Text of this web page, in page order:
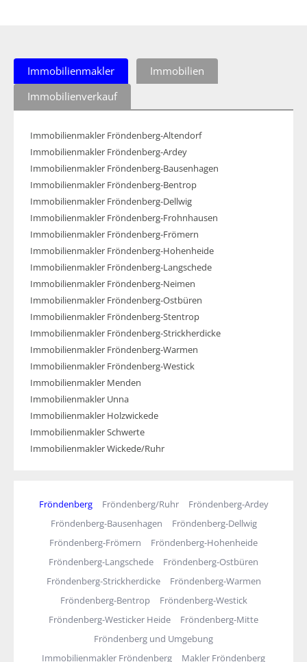
Immobilienmakler
Immobilien
Immobilienverkauf
Immobilienmakler Fröndenberg-Altendorf
Immobilienmakler Fröndenberg-Ardey
Immobilienmakler Fröndenberg-Bausenhagen
Immobilienmakler Fröndenberg-Bentrop
Immobilienmakler Fröndenberg-Dellwig
Immobilienmakler Fröndenberg-Frohnhausen
Immobilienmakler Fröndenberg-Frömern
Immobilienmakler Fröndenberg-Hohenheide
Immobilienmakler Fröndenberg-Langschede
Immobilienmakler Fröndenberg-Neimen
Immobilienmakler Fröndenberg-Ostbüren
Immobilienmakler Fröndenberg-Stentrop
Immobilienmakler Fröndenberg-Strickherdicke
Immobilienmakler Fröndenberg-Warmen
Immobilienmakler Fröndenberg-Westick
Immobilienmakler Menden
Immobilienmakler Unna
Immobilienmakler Holzwickede
Immobilienmakler Schwerte
Immobilienmakler Wickede/Ruhr
Fröndenberg Fröndenberg/Ruhr
Fröndenberg-Ardey
Fröndenberg-Bausenhagen
Fröndenberg-Dellwig
Fröndenberg-Frömern
Fröndenberg-Hohenheide
Fröndenberg-Langschede
Fröndenberg-Ostbüren
Fröndenberg-Strickherdicke
Fröndenberg-Warmen
Fröndenberg-Bentrop
Fröndenberg-Westick
Fröndenberg-Westicker Heide
Fröndenberg-Mitte
Fröndenberg und Umgebung
Immobilienmakler Fröndenberg
Makler Fröndenberg